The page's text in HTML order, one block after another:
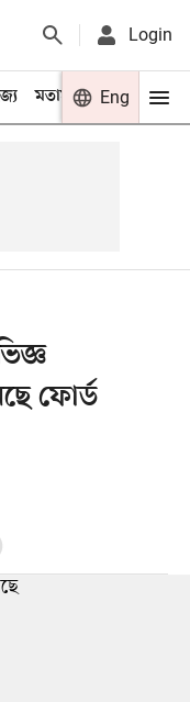
Login
মতামত খেলা
Eng
ফোর্ড